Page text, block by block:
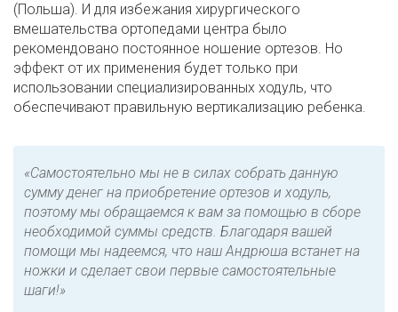
(Польша). И для избежания хирургического
вмешательства ортопедами центра было
рекомендовано постоянное ношение ортезов. Но
эффект от их применения будет только при
использовании специализированных ходуль, что
обеспечивают правильную вертикализацию ребенка.
«Самостоятельно мы не в силах собрать данную
сумму денег на приобретение ортезов и ходуль,
поэтому мы обращаемся к вам за помощью в сборе
необходимой суммы средств. Благодаря вашей
помощи мы надеемся, что наш Андрюша встанет на
ножки и сделает свои первые самостоятельные
шаги!»